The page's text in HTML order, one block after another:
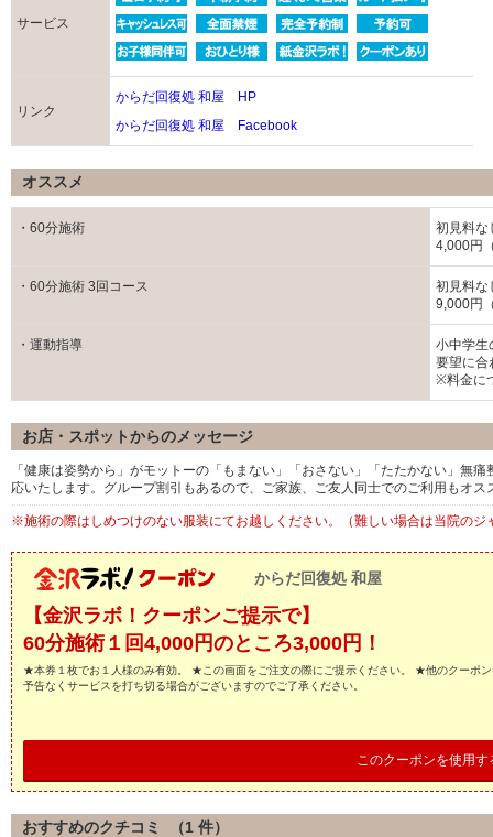
サービス
リンク
からだ回復処 和屋 HP
からだ回復処 和屋 Facebook
オススメ
・60分施術
初見料な
4,000円
・60分施術 3回コース
初見料な
9,000円
・運動指導
小中学生
要望に合
※料金に
お店・スポットからのメッセージ
「健康は姿勢から」がモットーの「もまない」「おさない」「たたかない」無
応いたします。グループ割引もあるので、ご家族、ご友人同士でのご利用もオ
※施術の際はしめつけのない服装にてお越しください。（難しい場合は当院のジ
からだ回復処 和屋
【金沢ラボ！クーポンご提示で】
60分施術１回4,000円のところ3,000円！
★本券１枚でお１人様のみ有効。 ★この画面をご注文の際にご提示ください。 ★他のクーポ
予告なくサービスを打ち切る場合がございますのでご了承ください。
このクーポンを使用す
おすすめのクチコミ （1 件）